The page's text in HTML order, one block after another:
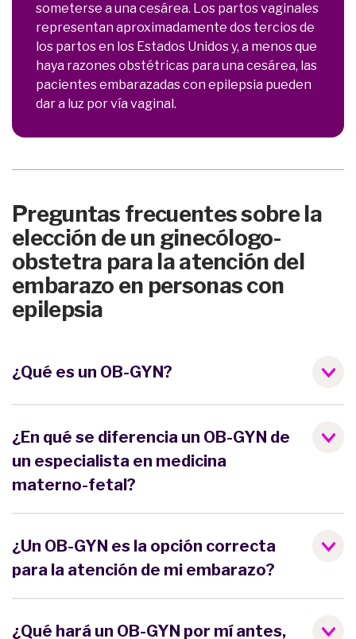
someterse a una cesárea. Los partos vaginales
representan aproximadamente dos tercios de
los partos en los Estados Unidos y, a menos que
haya razones obstétricas para una cesárea, las
pacientes embarazadas con epilepsia pueden
dar a luz por vía vaginal.
Preguntas frecuentes sobre la
elección de un ginecólogo-
obstetra para la atención del
embarazo en personas con
epilepsia
¿Qué es un OB-GYN?
¿En qué se diferencia un OB-GYN de
un especialista en medicina
materno-fetal?
¿Un OB-GYN es la opción correcta
para la atención de mi embarazo?
¿Qué hará un OB-GYN por mí antes,